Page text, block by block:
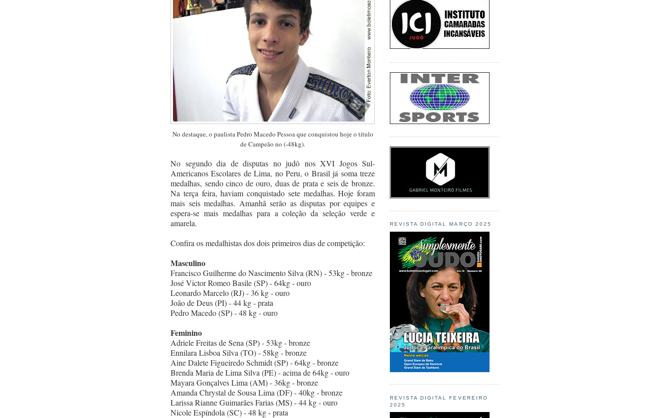
No destaque, o paulista Pedro Macedo Pessoa que conquistou hoje o título
de Campeão no (-48kg).
No segundo dia de disputas no judô nos XVI Jogos Sul-
Americanos Escolares de Lima, no Peru, o Brasil já soma treze
medalhas, sendo cinco de ouro, duas de prata e seis de bronze.
Na terça feira, haviam conquistado sete medalhas. Hoje foram
mais seis medalhas. Amanhã serão as disputas por equipes e
espera-se mais medalhas para a coleção da seleção verde e
amarela.
Confira os medalhistas dos dois primeiros dias de competição:
Masculino
Francisco Guilherme do Nascimento Silva (RN) - 53kg - bronze
José Victor Romeo Basile (SP) - 64kg - ouro
Leonardo Marcelo (RJ) - 36 kg - ouro
João de Deus (PI) - 44 kg - prata
Pedro Macedo (SP) - 48 kg - ouro
Feminino
Adriele Freitas de Sena (SP) - 53kg - bronze
Ennilara Lisboa Silva (TO) - 58kg - bronze
Aine Dalete Figueiredo Schmidt (SP) - 64kg - bronze
Brenda Maria de Lima Silva (PE) - acima de 64kg - ouro
Mayara Gonçalves Lima (AM) - 36kg - bronze
Amanda Chrystal de Sousa Lima (DF) - 40kg - bronze
Larissa Rianne Guimarães Farias (MS) - 44 kg - ouro
Nicole Espíndola (SC) - 48 kg - prata
REVISTA DIGITAL MARÇO 2025
REVISTA DIGITAL FEVEREIRO
2025